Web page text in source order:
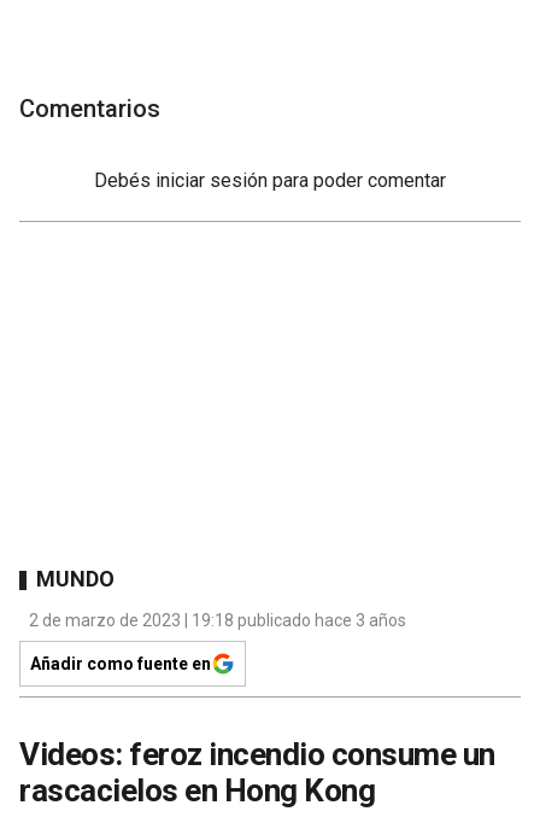
Comentarios
Debés iniciar sesión para poder comentar
MUNDO
2 de marzo de 2023 | 19:18 publicado hace 3 años
Añadir como fuente en
Videos: feroz incendio consume un
rascacielos en Hong Kong